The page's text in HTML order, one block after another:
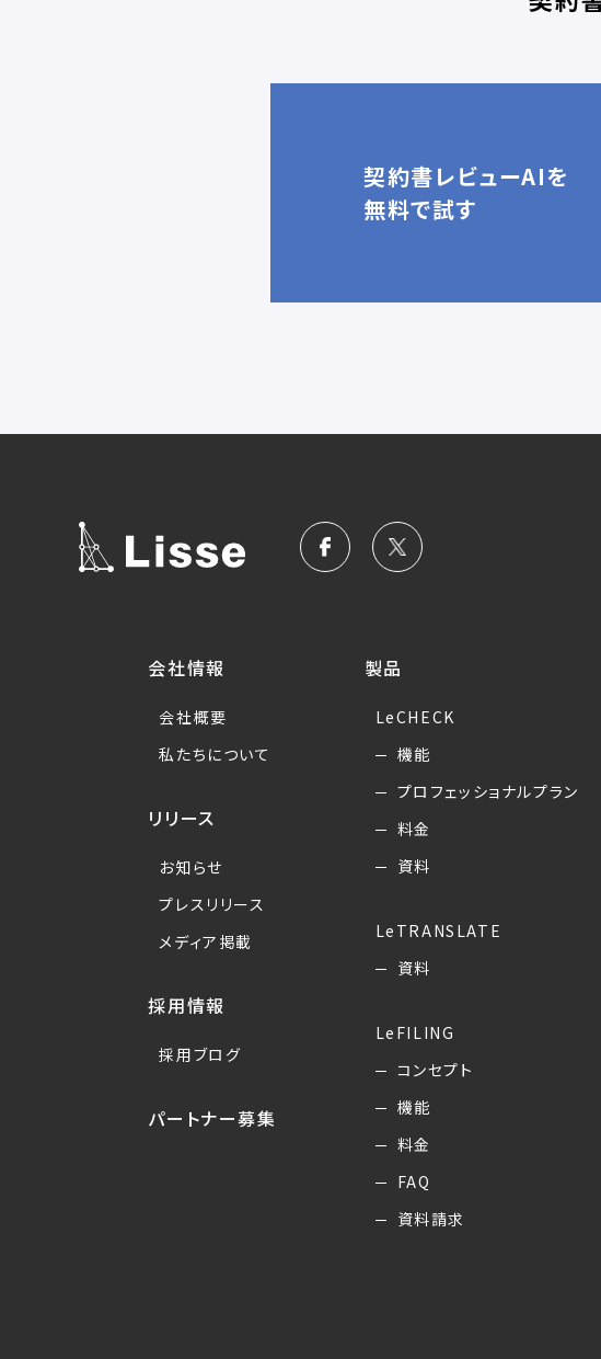
契約書レビューAIを
無料で試す
会社情報
会社概要
私たちについて
リリース
お知らせ
プレスリリース
メディア掲載
採用情報
採用ブログ
パートナー募集
製品
LeCHECK
機能
プロフェッショナルプラン
料金
資料
LeTRANSLATE
資料
LeFILING
コンセプト
機能
料金
FAQ
資料請求